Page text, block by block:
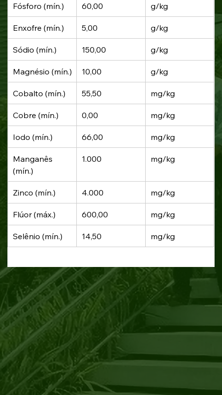
Fósforo (mín.) 60,00 g/kg
Enxofre (mín.) 5,00 g/kg
Sódio (mín.) 150,00 g/kg
Magnésio (mín.) 10,00 g/kg
Cobalto (mín.) 55,50 mg/kg
Cobre (mín.) 0,00 mg/kg
Iodo (mín.) 66,00 mg/kg
Manganês
(mín.)
1.000 mg/kg
Zinco (mín.) 4.000 mg/kg
Flúor (máx.) 600,00 mg/kg
Selênio (mín.) 14,50 mg/kg